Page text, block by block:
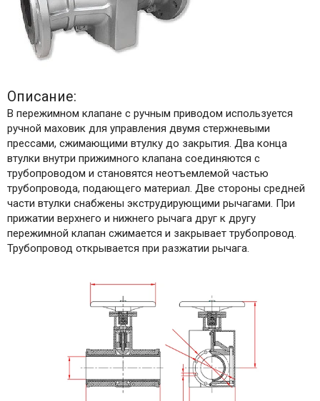
Описание:
В пережимном клапане с ручным приводом используется
ручной маховик для управления двумя стержневыми
прессами, сжимающими втулку до закрытия. Два конца
втулки внутри прижимного клапана соединяются с
трубопроводом и становятся неотъемлемой частью
трубопровода, подающего материал. Две стороны средней
части втулки снабжены экструдирующими рычагами. При
прижатии верхнего и нижнего рычага друг к другу
пережимной клапан сжимается и закрывает трубопровод.
Трубопровод открывается при разжатии рычага.